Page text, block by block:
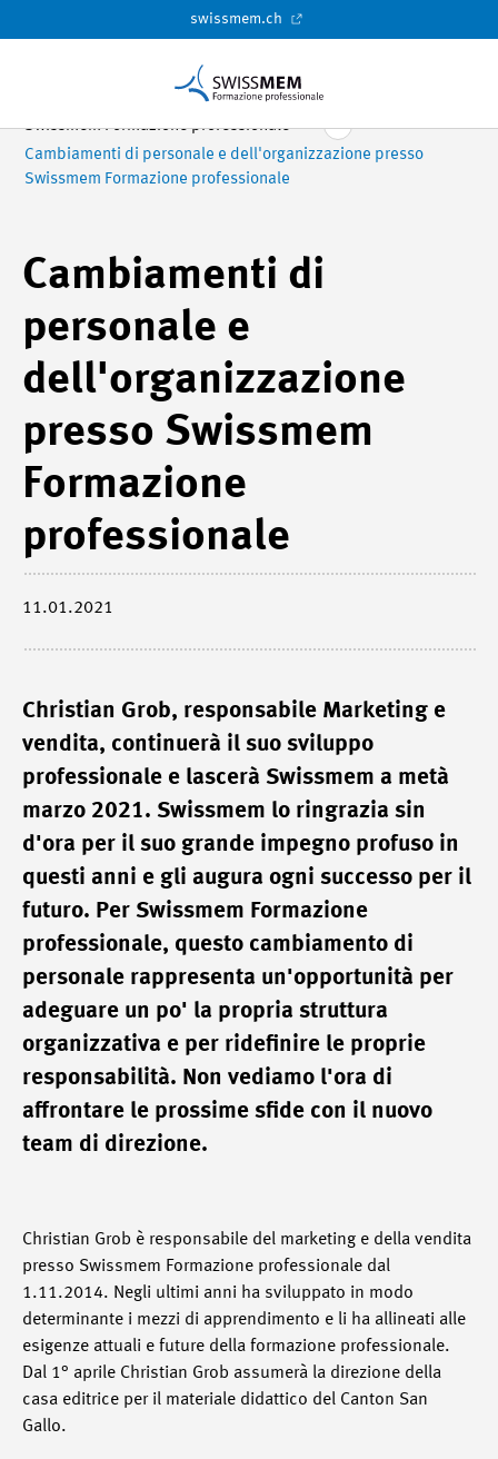
swissmem.ch
Swissmem Formazione professionale
Cambiamenti di personale e dell'organizzazione presso
Swissmem Formazione professionale
Cambiamenti di
personale e
dell'organizzazione
presso Swissmem
Formazione
professionale
11.01.2021
Christian Grob, responsabile Marketing e
vendita, continuerà il suo sviluppo
professionale e lascerà Swissmem a metà
marzo 2021. Swissmem lo ringrazia sin
d'ora per il suo grande impegno profuso in
questi anni e gli augura ogni successo per il
futuro. Per Swissmem Formazione
professionale, questo cambiamento di
personale rappresenta un'opportunità per
adeguare un po' la propria struttura
organizzativa e per ridefinire le proprie
responsabilità. Non vediamo l'ora di
affrontare le prossime sfide con il nuovo
team di direzione.
Christian Grob è responsabile del marketing e della vendita
presso Swissmem Formazione professionale dal
1.11.2014. Negli ultimi anni ha sviluppato in modo
determinante i mezzi di apprendimento e li ha allineati alle
esigenze attuali e future della formazione professionale.
Dal 1° aprile Christian Grob assumerà la direzione della
casa editrice per il materiale didattico del Canton San
Gallo.